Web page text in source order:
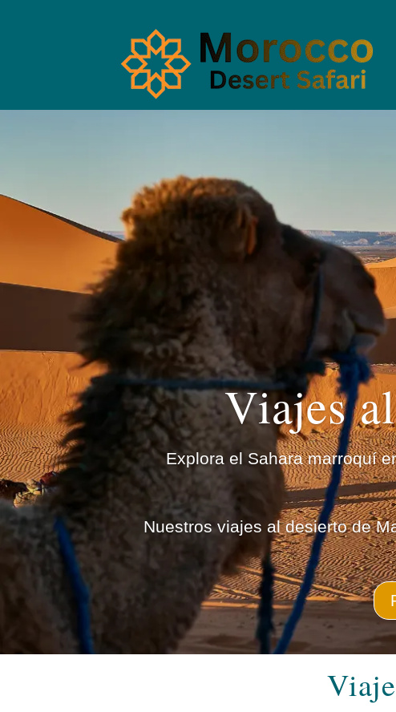
Viajes
Explora el Sahara marroquí
Nuestros viajes al desierto de